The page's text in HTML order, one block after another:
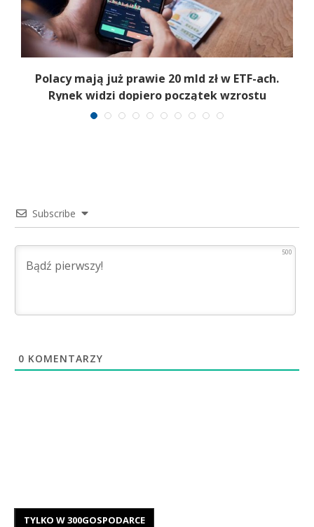
Polacy mają już prawie 20 mld zł w ETF-ach.
Rynek widzi dopiero początek wzrostu
Subscribe
500
0 KOMENTARZY
TYLKO W 300GOSPODARCE